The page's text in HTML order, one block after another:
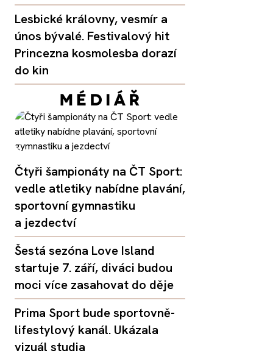
Lesbické královny, vesmír a
únos bývalé. Festivalový hit
Princezna kosmolesba dorazí
do kin
Čtyři šampionáty na ČT Sport:
vedle atletiky nabídne plavání,
sportovní gymnastiku
a jezdectví
Šestá sezóna Love Island
startuje 7. září, diváci budou
moci více zasahovat do děje
Prima Sport bude sportovně-
lifestylový kanál. Ukázala
vizuál studia